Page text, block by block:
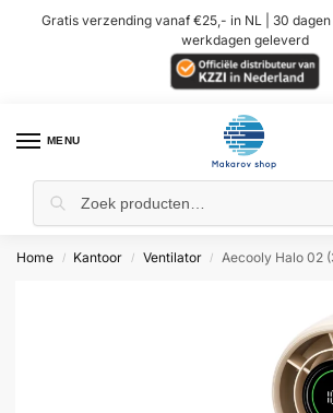
Gratis verzending vanaf €25,- in NL | 30
werkdagen geleverd
MENU
Home / Kantoor / Ventilator / Aecooly Halo 02 (3600mAh)